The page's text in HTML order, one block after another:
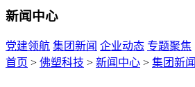
新闻中心
党建领航 集团新闻 企业动态 专题聚焦
首页 > 佛塑科技 > 新闻中心 > 集团新闻